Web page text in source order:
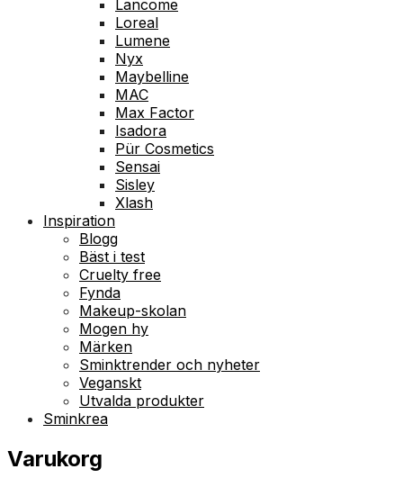
Lancome
Loreal
Lumene
Nyx
Maybelline
MAC
Max Factor
Isadora
Pür Cosmetics
Sensai
Sisley
Xlash
Inspiration
Blogg
Bäst i test
Cruelty free
Fynda
Makeup-skolan
Mogen hy
Märken
Sminktrender och nyheter
Veganskt
Utvalda produkter
Sminkrea
Varukorg